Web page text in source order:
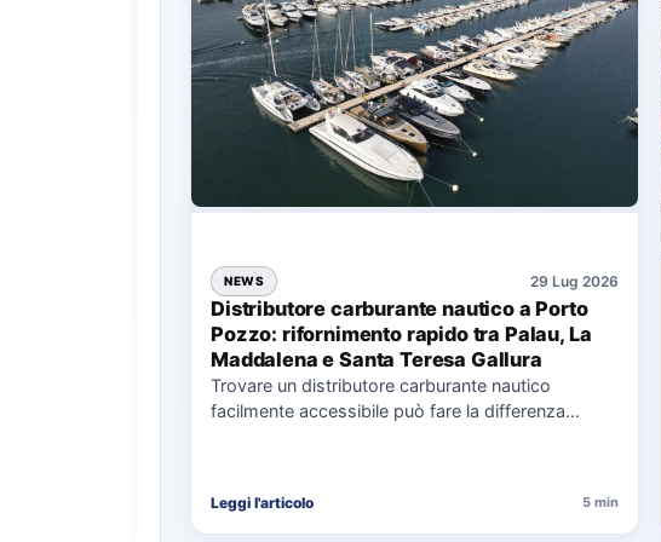
NEWS 29 Lug 2026
Distributore carburante nautico a Porto
Pozzo: rifornimento rapido tra Palau, La
Maddalena e Santa Teresa Gallura
Trovare un distributore carburante nautico
facilmente accessibile può fare la differenza
Leggi l'articolo 5 min